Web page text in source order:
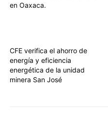
en Oaxaca.
CFE verifica el ahorro de
energía y eficiencia
energética de la unidad
minera San José